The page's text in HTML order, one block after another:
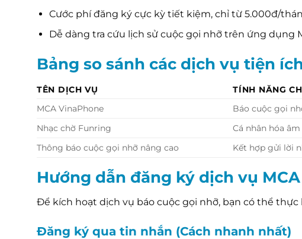
Cước phí đăng ký cực kỳ tiết kiệm, chỉ từ 5.000đ/
Dễ dàng tra cứu lịch sử cuộc gọi nhỡ trên ứng dụng
Bảng so sánh các dịch vụ tiện
TÊN DỊCH VỤ TÍNH NĂNG
MCA VinaPhone
Báo cuộc gọi
Nhạc chờ Funring
Cá nhân hóa
Thông báo cuộc gọi nhỡ nâng cao
Kết hợp gửi lời
Hướng dẫn đăng ký dịch vụ
Để kích hoạt dịch vụ báo cuộc gọi nhỡ, bạn có thể
Đăng ký qua tin nhắn (Cách nhanh nhất)